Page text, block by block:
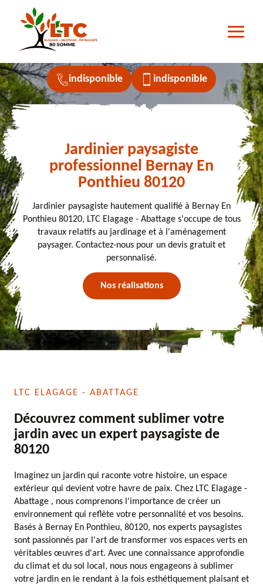
indisponible indisponible
Jardinier paysagiste
professionnel Bernay En
Ponthieu 80120
Jardinier paysagiste hautement qualifié à Bernay En
Ponthieu 80120, LTC Elagage - Abattage s'occupe de tous
travaux relatifs au jardinage et à l'aménagement
paysager. Contactez-nous pour un devis gratuit et
personnalisé.
Nos réalisations
LTC ELAGAGE - ABATTAGE
Découvrez comment sublimer votre
jardin avec un expert paysagiste de
80120
Imaginez un jardin qui raconte votre histoire, un espace
extérieur qui devient votre havre de paix. Chez LTC Elagage -
Abattage , nous comprenons l'importance de créer un
environnement qui reflète votre personnalité et vos besoins.
Basés à Bernay En Ponthieu, 80120, nos experts paysagistes
sont passionnés par l'art de transformer vos espaces verts en
véritables œuvres d'art. Avec une connaissance approfondie
du climat et du sol local, nous nous engageons à sublimer
votre jardin en le rendant à la fois esthétiquement plaisant et